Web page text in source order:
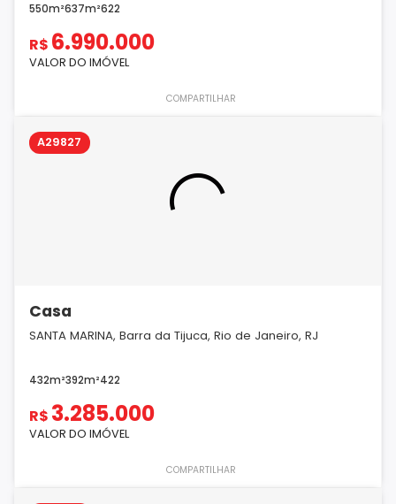
550m²637m²622
R$ 6.990.000
VALOR DO IMÓVEL
COMPARTILHAR
A29827
Casa
SANTA MARINA, Barra da Tijuca, Rio de Janeiro, RJ
432m²392m²422
R$ 3.285.000
VALOR DO IMÓVEL
COMPARTILHAR